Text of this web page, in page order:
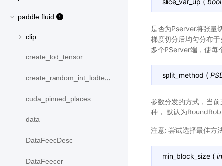
paddle.fluid
clip
create_lod_tensor
create_random_int_lodtensor
cuda_pinned_places
data
DataFeedDesc
DataFeeder
slice_var_up ( bool
是否为Pserver将张量
梯度切分后均匀分布
多个PServer端，使每
split_method (
参数分发的方式，当
种， 默认为
注意: 尝试选择最佳方
min_block_size (